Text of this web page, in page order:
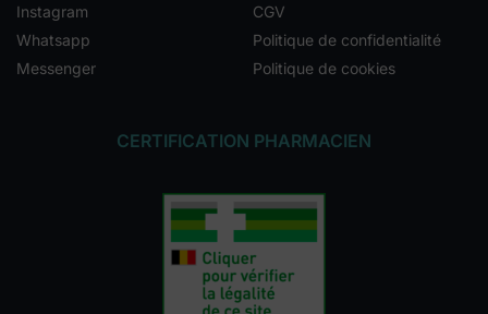
Instagram
Whatsapp
Messenger
CGV
Politique de confidentialité
Politique de cookies
CERTIFICATION PHARMACIEN